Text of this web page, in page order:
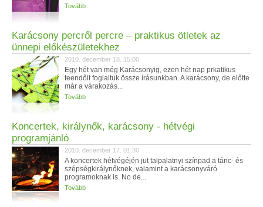
Tovább
Karácsony percről percre – praktikus ötletek az
ünnepi előkészületekhez
2010. december 18. 15:00
Egy hét van még Karácsonyig, ezen hét nap prkatikus
teendőit foglaltuk össze írásunkban. A karácsony, de előtte
már a várakozás...
Tovább
Koncertek, királynők, karácsony - hétvégi
programjánló
2010. december 17. 01:30
A koncertek hétvégéjén jut talpalatnyi színpad a tánc- és
szépségkirálynőknek, valamint a karácsonyváró
programoknak is. No de...
Tovább